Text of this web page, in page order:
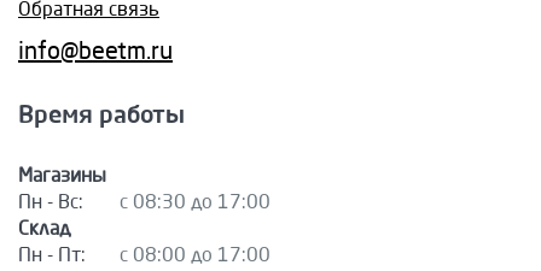
Обратная связь
info@beetm.ru
Время работы
Магазины
Пн - Вс:
с 08:30 до 17:00
Склад
Пн - Пт:
с 08:00 до 17:00